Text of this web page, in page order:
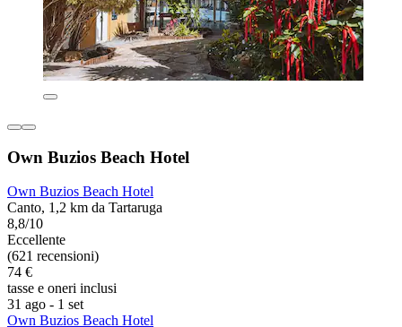
Own Buzios Beach Hotel
Own Buzios Beach Hotel
Canto, 1,2 km da Tartaruga
8,8/10
Eccellente
(621 recensioni)
74 €
tasse e oneri inclusi
31 ago - 1 set
Own Buzios Beach Hotel